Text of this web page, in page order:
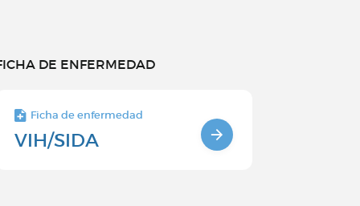
DE ENFERMEDAD
Ficha de enfermedad
VIH/SIDA